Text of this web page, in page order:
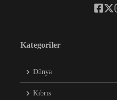
Kategoriler
Dünya
Kıbrıs